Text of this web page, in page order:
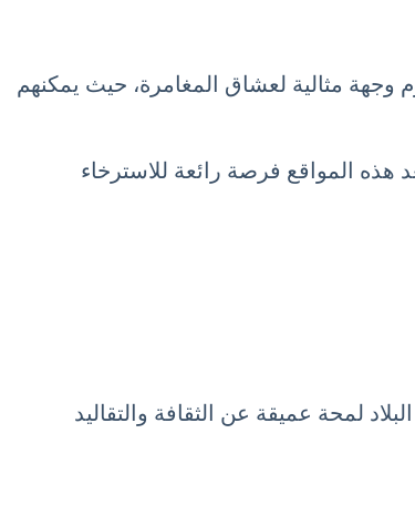
وجهة مثالية لعشاق المغامرة، حيث يمكنهم
هذه المواقع فرصة رائعة للاسترخاء
لمحة عميقة عن الثقافة والتقاليد